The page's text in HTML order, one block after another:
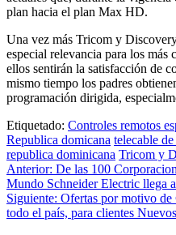
plan hacia el plan Max HD.
Una vez más Tricom y
especial relevancia para los más
ellos sentirán la satisfacción de
mismo tiempo los padres
programación dirigida,
Etiquetado: Controles remotos
Republica domicana telecable
republica dominicana Tricom y
Navegación
de
entradas
Anterior: De las 100
Mundo Schneider Electric llega
Siguiente: Ofertas por motivo de
todo el país, para clientes